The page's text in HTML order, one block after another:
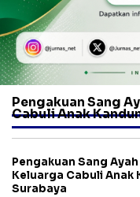
Pengakuan Sang
Cabuli Anak
Pengakuan Sang
Keluarga Cabuli Anak
Surabaya